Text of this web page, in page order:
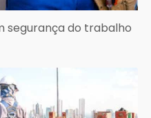
segurança do trabalho